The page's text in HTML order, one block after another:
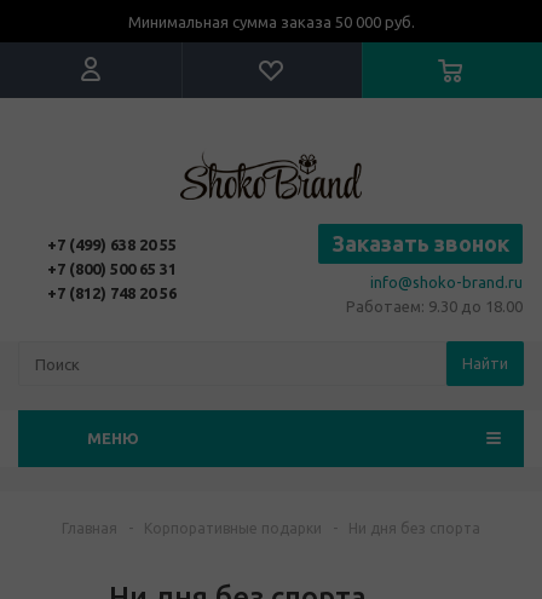
Минимальная сумма заказа 50 000 руб.
+7 (499) 638 20 55
+7 (800) 500 65 31
+7 (812) 748 20 56
Заказать звонок
info@shoko-brand.ru
Работаем: 9.30 до 18.00
Найти
МЕНЮ
Главная - Корпоративные подарки - Ни дня без спорта